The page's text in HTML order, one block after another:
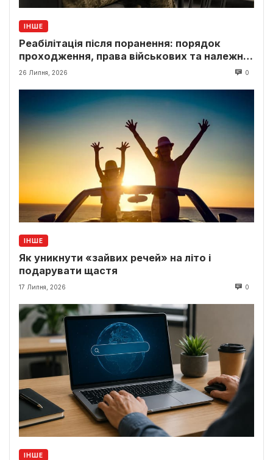
ІНШЕ
Реабілітація після поранення: порядок
проходження, права військових та належні
виплати
26 Липня, 2026 0
ІНШЕ
Як уникнути «зайвих речей» на літо і
подарувати щастя
17 Липня, 2026 0
ІНШЕ